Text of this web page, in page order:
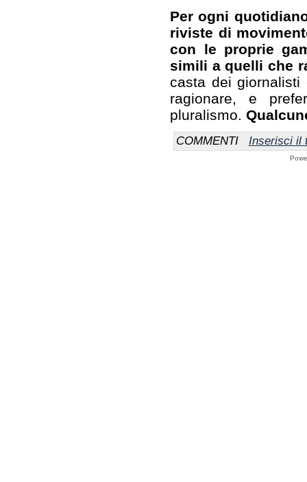
Per ogni
riviste di
con le proprie
simili a quelli che
casta dei
ragionare, e
pluralismo.
COMMENTI Inserisci il